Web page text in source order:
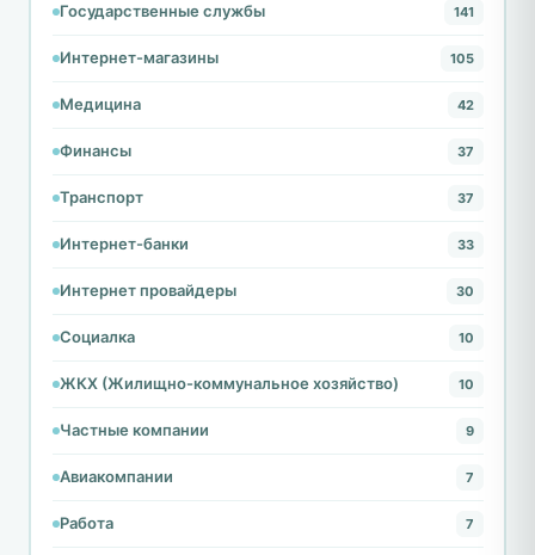
Государственные службы 141
Интернет-магазины 105
Медицина 42
Финансы 37
Транспорт 37
Интернет-банки 33
Интернет провайдеры 30
Социалка 10
ЖКХ (Жилищно-коммунальное хозяйство) 10
Частные компании 9
Авиакомпании 7
Работа 7